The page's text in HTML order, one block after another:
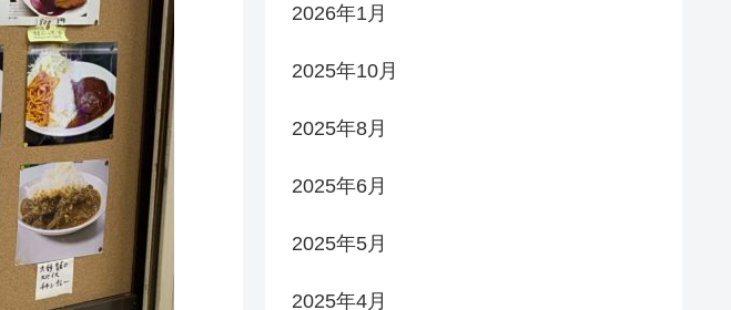
2026年1月
2025年10月
2025年8月
2025年6月
2025年5月
2025年4月